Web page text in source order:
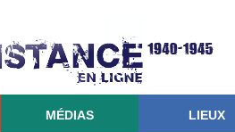
MÉDIAS LIEUX